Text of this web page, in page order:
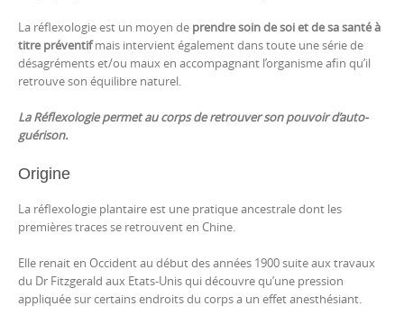
La réflexologie est un moyen de prendre soin de soi et de sa santé à
titre préventifmais intervient également dans toute une série de
désagréments et/ou maux en accompagnant l’organisme afin qu’il
retrouve son équilibre naturel.
La Réflexologie permet au corps de retrouver son pouvoir d’auto-
guérison.
Origine
La réflexologie plantaire est une pratique ancestrale dont les
premières traces se retrouvent en Chine.
Elle renait en Occident au début des années 1900 suite aux travaux
du Dr Fitzgerald aux Etats-Unis qui découvre qu’une pression
appliquée sur certains endroits du corps a un effet anesthésiant.